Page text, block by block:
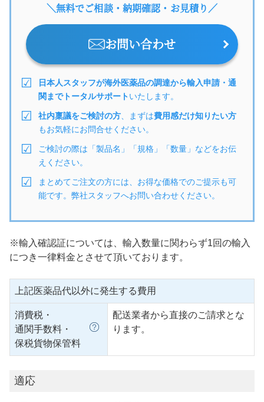
＼無料でご相談・納期確認・お見積り／
お問い合わせ
日本人スタッフが海外医薬品の調達から輸入申請・通
関までトータルサポートいたします。
社内稟議をご検討の方 、まずは費用感だけ知りたい方
もお気軽にお問合せください。
ご検討の際は「製品名」「規格」「数量」などをお伝
えください。
まとめてご注文の方には、お得な価格でのご提示も可
能です。弊社スタッフへお問い合わせください。
※輸入確認証については、輸入数量に関わらず1回の輸入
につき一律料金とさせて頂いております。
上記医薬品代以外に発生する費用
消費税・
通関手数料・
保税貨物保管料
配送業者から直接のご請求とな
ります。
適応